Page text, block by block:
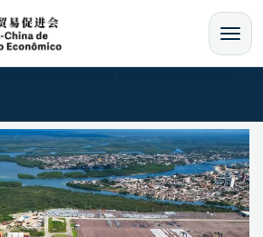
MENU